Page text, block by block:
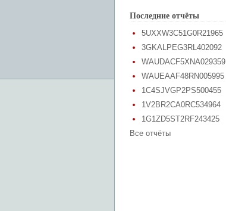
Последние отчёты
5UXXW3C51G0R21965
3GKALPEG3RL402092
WAUDACF5XNA029359
WAUEAAF48RN005995
1C4SJVGP2PS500455
1V2BR2CA0RC534964
1G1ZD5ST2RF243425
Все отчёты